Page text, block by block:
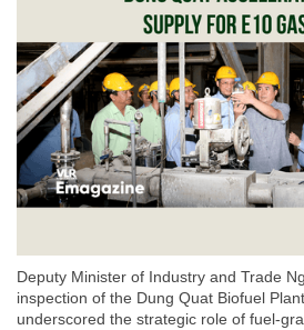
Deputy Minister of Industry and Trade
inspection of the Dung Quat Biofuel
underscored the strategic role of fuel-